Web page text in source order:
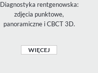
Diagnostyka rentgenowska:
zdjęcia punktowe,
panoramiczne i CBCT 3D.
WIĘCEJ